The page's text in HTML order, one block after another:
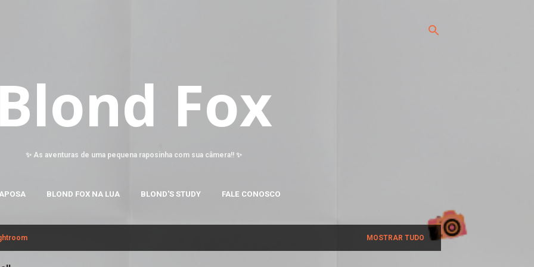
Blond Fox
✨ As aventuras de uma pequena raposinha com sua câmera!! ✨
BLOND FOX NA LUA BLOND'S STUDY FALE CONOSCO
MOSTRAR TUDO